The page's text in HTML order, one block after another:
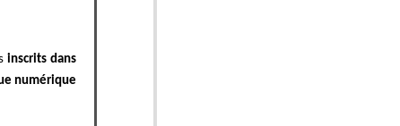
inscrits dans
numérique